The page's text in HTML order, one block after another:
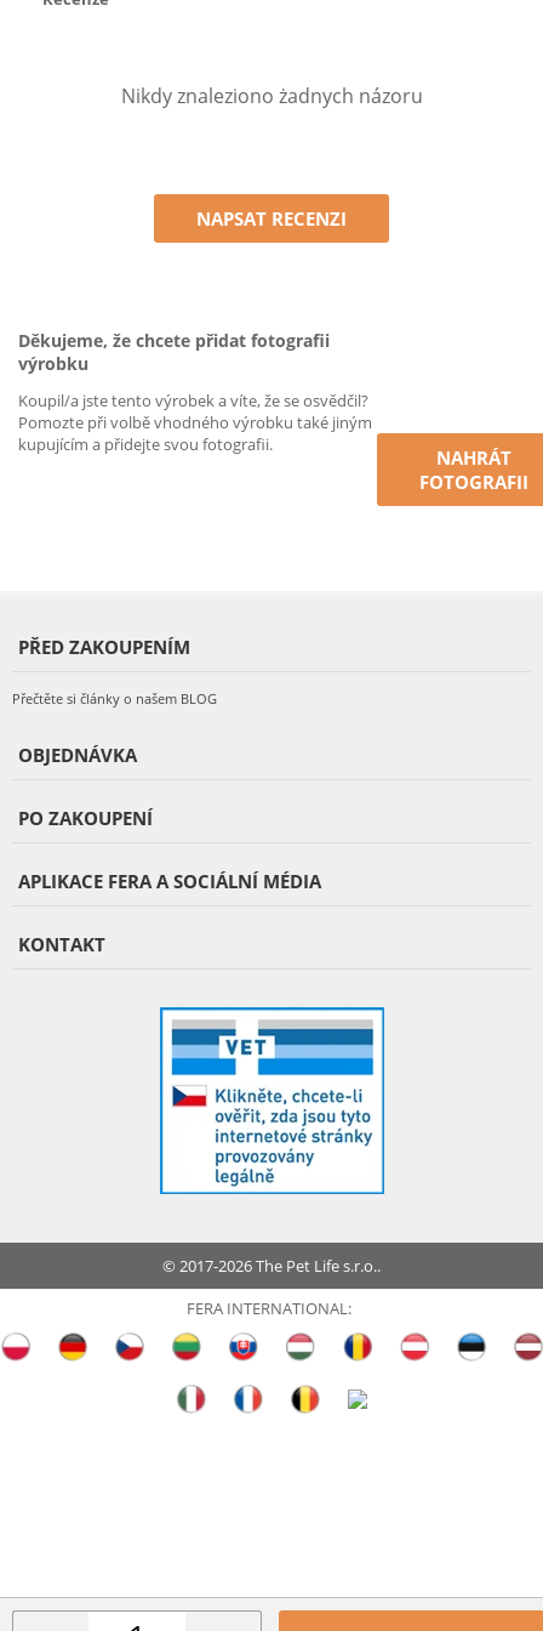
Nikdy znaleziono żadnych názoru
NAPSAT RECENZI
Děkujeme, že chcete přidat fotografii
výrobku
Koupil/a jste tento výrobek a víte, že se osvědčil?
Pomozte při volbě vhodného výrobku také jiným
kupujícím a přidejte svou fotografii.
NAHRÁT
FOTOGRAFII
PŘED ZAKOUPENÍM
Přečtěte si články o našem BLOG
OBJEDNÁVKA
PO ZAKOUPENÍ
APLIKACE FERA A SOCIÁLNÍ MÉDIA
KONTAKT
© 2017-2026 The Pet Life s.r.o..
FERA INTERNATIONAL: